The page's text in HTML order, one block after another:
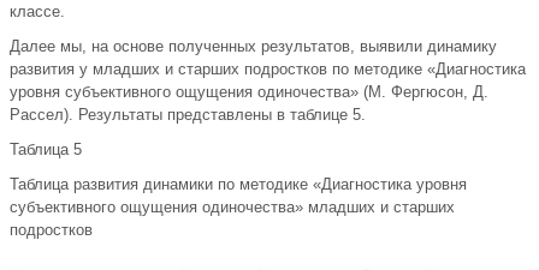
классе.
Далее мы, на основе полученных результатов, выявили динамику
развития у младших и старших подростков по методике «Диагностика
уровня субъективного ощущения одиночества» (М. Фергюсон, Д.
Рассел). Результаты представлены в таблице 5.
Таблица 5
Таблица развития динамики по методике «Диагностика уровня
субъективного ощущения одиночества» младших и старших
подростков